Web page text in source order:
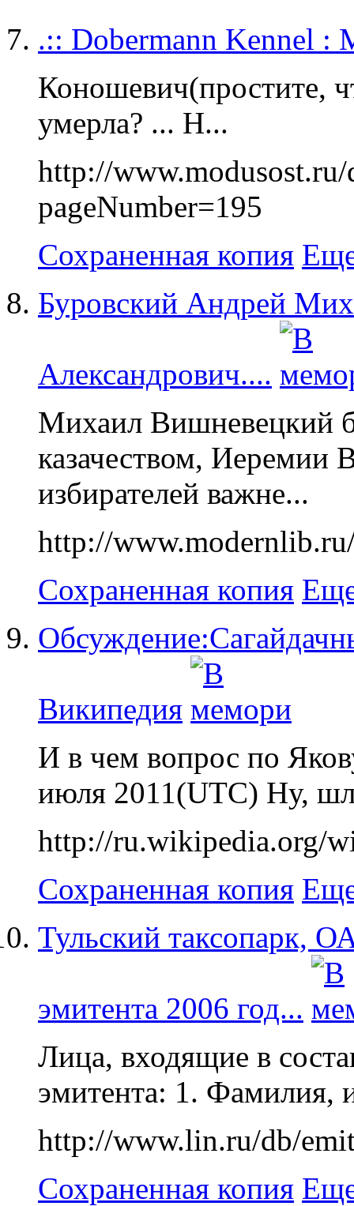
.:: Dobermann Kennel :
Коношевич(простите,
умерла? ... Н...
http://
pageNumber=195
Сохраненная копия
Буровский Андрей
Александрович....
Михаил Вишневецкий
казачеством, Иеремии
избирателей важне...
http://
Сохраненная копия
Википедия
И в чем вопрос по
июля 2011(UTC) Ну,
http://ru.wikipedia.org/
Сохраненная копия
Тульский таксопарк,
эмитента 2006 год...
Лица, входящие в
эмитента: 1. Фамилия,
http://www.lin.ru/db/
Сохраненная копия